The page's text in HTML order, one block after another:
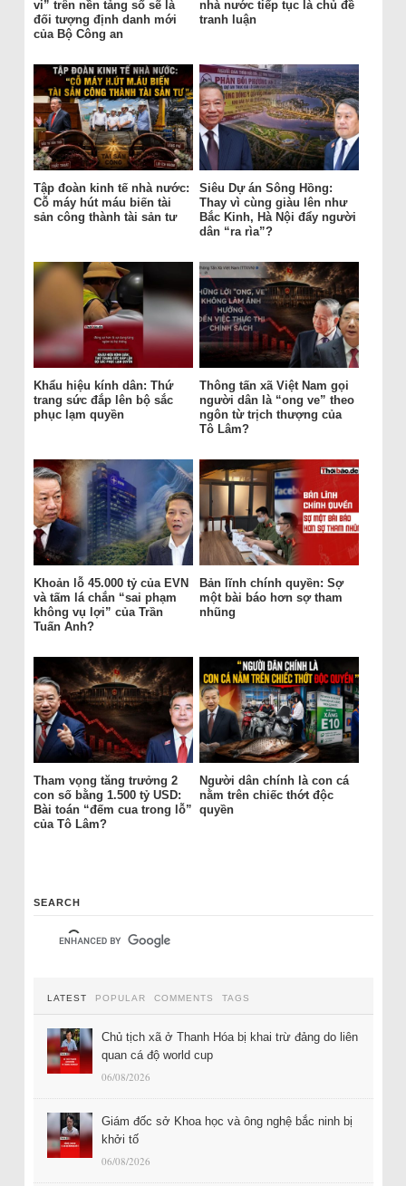
vi” trên nền tảng số sẽ là
đối tượng định danh mới
của Bộ Công an
nhà nước tiếp tục là chủ đề
tranh luận
Tập đoàn kinh tế nhà nước:
Cỗ máy hút máu biến tài
sản công thành tài sản tư
Siêu Dự án Sông Hồng:
Thay vì cùng giàu lên như
Bắc Kinh, Hà Nội đẩy người
dân “ra rìa”?
Khẩu hiệu kính dân: Thứ
trang sức đắp lên bộ sắc
phục lạm quyền
Thông tấn xã Việt Nam gọi
người dân là “ong ve” theo
ngôn từ trịch thượng của
Tô Lâm?
Khoản lỗ 45.000 tỷ của EVN
và tấm lá chắn “sai phạm
không vụ lợi” của Trần
Tuấn Anh?
Bản lĩnh chính quyền: Sợ
một bài báo hơn sợ tham
nhũng
Tham vọng tăng trưởng 2
con số bằng 1.500 tỷ USD:
Bài toán “đếm cua trong lỗ”
của Tô Lâm?
Người dân chính là con cá
nằm trên chiếc thớt độc
quyền
SEARCH
LATEST POPULAR COMMENTS TAGS
Chủ tịch xã ở Thanh Hóa bị khai trừ đảng do liên
quan cá độ world cup
06/08/2026
Giám đốc sở Khoa học và ông nghệ bắc ninh bị
khởi tố
06/08/2026